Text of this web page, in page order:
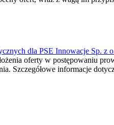
dla PSE Innowacje Sp. z
oferty w postępowaniu
Szczegółowe informacje